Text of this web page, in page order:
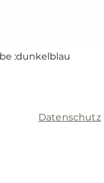
:dunkelblau
Datenschutz